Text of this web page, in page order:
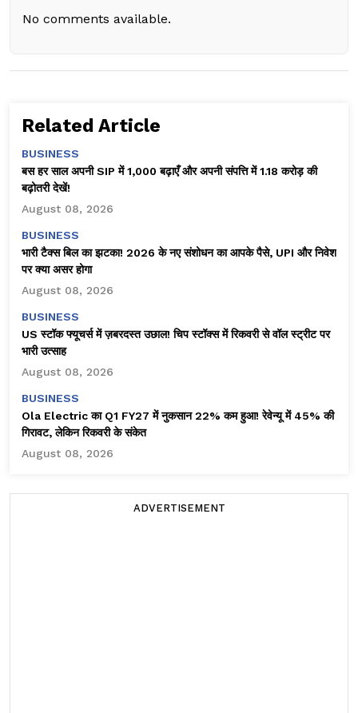
No comments available.
Related Article
BUSINESS
बस हर साल अपनी SIP में ₹1,000 बढ़ाएँ और अपनी संपत्ति में ₹1.18 करोड़ की
बढ़ोतरी देखें!
August 08, 2026
BUSINESS
भारी टैक्स बिल का झटका! 2026 के नए संशोधन का आपके पैसे, UPI और निवेश
पर क्या असर होगा
August 08, 2026
BUSINESS
US स्टॉक फ्यूचर्स में ज़बरदस्त उछाल! चिप स्टॉक्स में रिकवरी से वॉल स्ट्रीट पर
भारी उत्साह
August 08, 2026
BUSINESS
Ola Electric का Q1 FY27 में नुकसान 22% कम हुआ! रेवेन्यू में 45% की
गिरावट, लेकिन रिकवरी के संकेत
August 08, 2026
ADVERTISEMENT